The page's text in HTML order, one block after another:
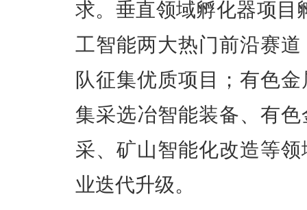
求。垂直领域孵化器项目
工智能两大热门前沿赛
队征集优质项目；有色
集采选冶智能装备、有
采、矿山智能化改造等
业迭代升级。